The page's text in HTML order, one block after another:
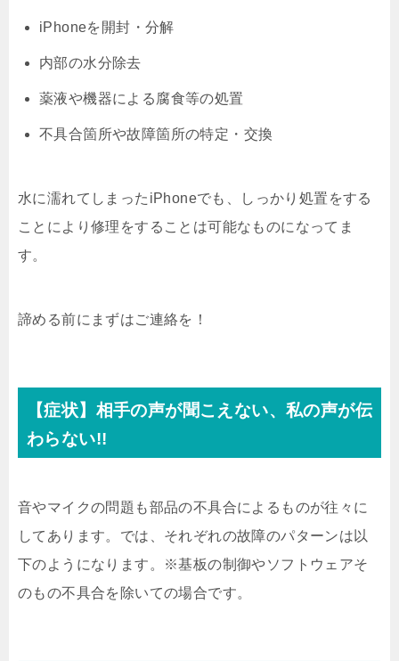
iPhoneを開封・分解
内部の水分除去
薬液や機器による腐食等の処置
不具合箇所や故障箇所の特定・交換
水に濡れてしまったiPhoneでも、しっかり処置をする
ことにより修理をすることは可能なものになってま
す。
諦める前にまずはご連絡を！
【症状】相手の声が聞こえない、私の声が伝
わらない!!
音やマイクの問題も部品の不具合によるものが往々に
してあります。では、それぞれの故障のパターンは以
下のようになります。※基板の制御やソフトウェアそ
のもの不具合を除いての場合です。